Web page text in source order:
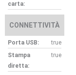
carta:
CONNETTIVITÀ
Porta USB:
true
Stampa
diretta:
true